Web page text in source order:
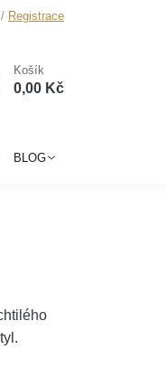
/ Registrace
Košík
0,00 Kč
BLOG